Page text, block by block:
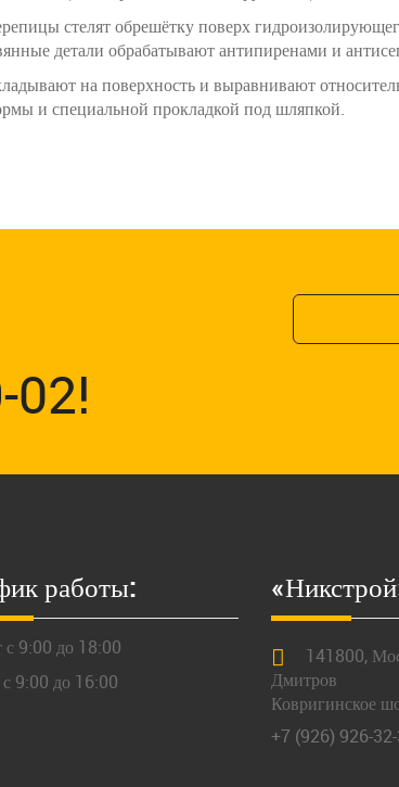
стелят обрешётку поверх
детали обрабатывают антипиренами и
на поверхность и выравнивают
и специальной прокладкой под шляпкой.
02!
работы:
9:00 до 18:00
9:00 до 16:00
141800,
Дмитров
Ковригинское
+7 (926) 926-